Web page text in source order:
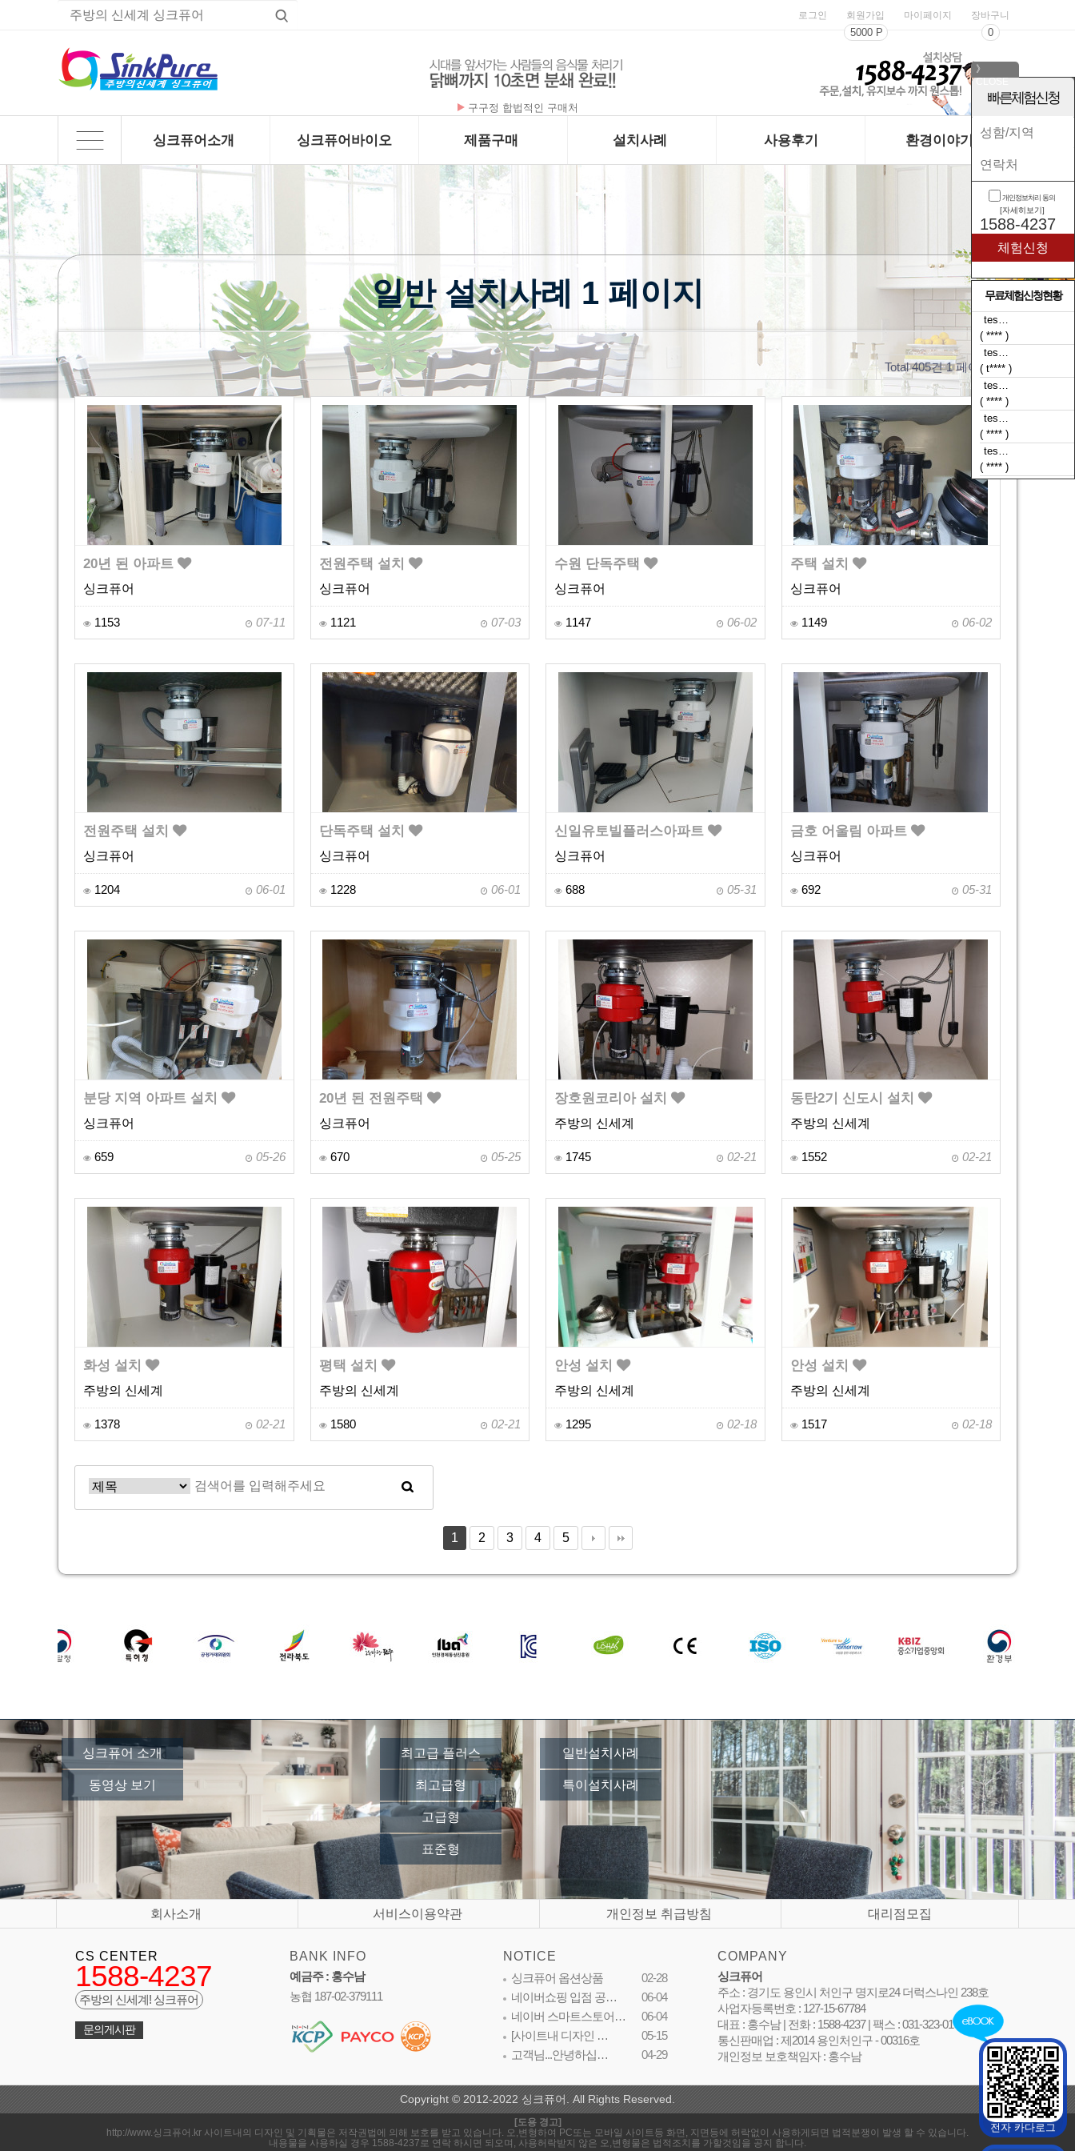
로그인 회원가입
5000 P
마이페이지 장바구니
0
구구정 합법적인 구매처
싱크퓨어소개 싱크퓨어바이오
제품구매
하위분류
설치사례
하위분류
사용후기 환경이야기
일반 설치사례 1 페이지
Total 405건1 페이지
20년 된 아파트
싱크퓨어
1153 07-11
전원주택 설치
싱크퓨어
1121 07-03
수원 단독주택
싱크퓨어
1147 06-02
주택 설치
싱크퓨어
1149 06-02
전원주택 설치
싱크퓨어
1204 06-01
단독주택 설치
싱크퓨어
1228 06-01
신일유토빌플러스아파트
싱크퓨어
688 05-31
금호 어울림 아파트
싱크퓨어
692 05-31
분당 지역 아파트 설치
싱크퓨어
659 05-26
20년 된 전원주택
싱크퓨어
670 05-25
장호원코리아 설치
주방의 신세계
1745 02-21
동탄2기 신도시 설치
주방의 신세계
1552 02-21
화성 설치
주방의 신세계
1378 02-21
평택 설치
주방의 신세계
1580 02-21
안성 설치
주방의 신세계
1295 02-18
안성 설치
주방의 신세계
1517 02-18
1 2 3 4 5
싱크퓨어 소개
동영상 보기
최고급 플러스
최고급형
고급형
표준형
일반설치사례
특이설치사례
회사소개 서비스이용약관 개인정보 취급방침 대리점모집
전자 카다로그
CS CENTER
1588-4237
주방의 신세계! 싱크퓨어
문의게시판
BANK INFO
예금주 : 홍수남
농협 187-02-379111
NOTICE
싱크퓨어 옵션상품
02-28
네이버쇼핑 입점 공…
06-04
네이버 스마트스토어…
06-04
[사이트내 디자인 …
05-15
고객님...안녕하십…
04-29
COMPANY
싱크퓨어
주소 : 경기도 용인시 처인구 명지로24 더럭스나인 238호
사업자등록번호 : 127-15-67784
대표 : 홍수남 | 전화 : 1588-4237 | 팩스 : 031-323-0105
통신판매업 : 제2014 용인처인구 - 00316호
개인정보 보호책임자 : 홍수남
Copyright © 2012-2022 싱크퓨어. All Rights Reserved.
[도용 경고]
http://www.싱크퓨어.kr 사이트내의 디자인 및 기획물은 저작권법에 의해 보호를 받고 있습니다. 오,변형하여 PC또는 모바일 사이트등 화면, 지면등에 허락없이 사용하게되면 법적분쟁이 발생 할 수 있습니다.
내용물을 사용하실 경우 1588-4237로 연락 하시면 되오며, 사용허락받지 않은 오,변형물은 법적조치를 가할것임을 공지 합니다.
》
빠른체험신청
개인정보처리 동의
[자세히보기]
1588-4237
무료체험신청현황
tes…
( **** )
tes…
( t**** )
tes…
( **** )
tes…
( **** )
tes…
( **** )